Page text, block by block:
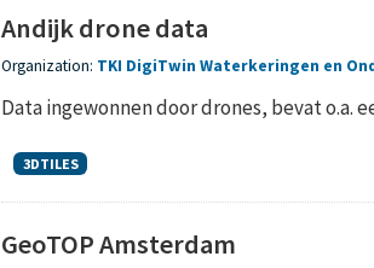
Andijk drone data
Organization: TKI DigiTwin Waterkeringen en
Data ingewonnen door drones, bevat o.a.
3DTILES
GeoTOP Amsterdam